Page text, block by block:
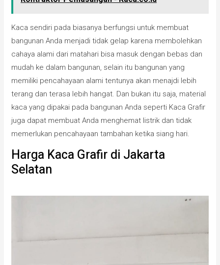
Kaca sendiri pada biasanya berfungsi untuk membuat
bangunan Anda menjadi tidak gelap karena membolehkan
cahaya alami dari matahari bisa masuk dengan bebas dan
mudah ke dalam bangunan, selain itu bangunan yang
memiliki pencahayaan alami tentunya akan menajdi lebih
terang dan terasa lebih hangat. Dan bukan itu saja, material
kaca yang dipakai pada bangunan Anda seperti Kaca Grafir
juga dapat membuat Anda menghemat listrik dan tidak
memerlukan pencahayaan tambahan ketika siang hari.
Harga Kaca Grafir di Jakarta
Selatan